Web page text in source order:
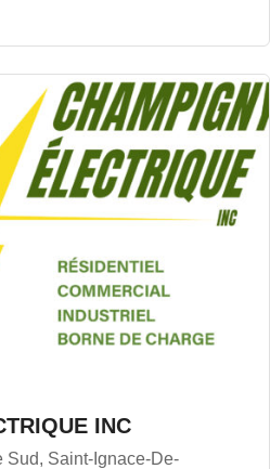
INC
Sud, Saint-Ignace-De-